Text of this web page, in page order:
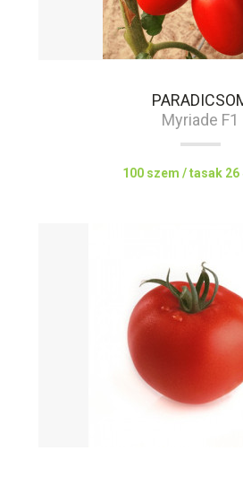
Myriade F1
100 szem / tasak 26